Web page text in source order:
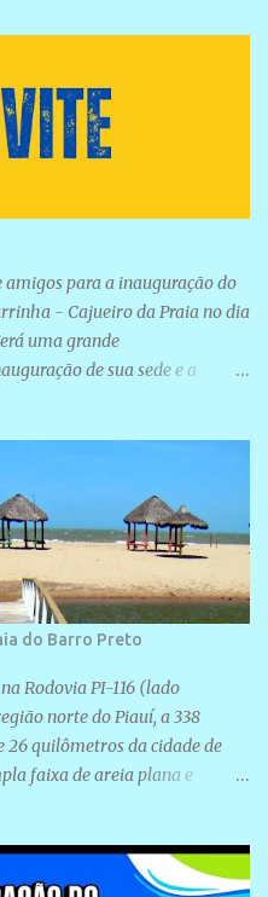
para a inauguração do
- Cajueiro da Praia no dia
uma grande
de sua sede e a
do Barro Preto
Rodovia PI-116 (lado
norte do Piauí, a 338
26 quilômetros da cidade de
faixa de areia plana e
que não chegam a 2 metros
em seu espaço geográfico. Não